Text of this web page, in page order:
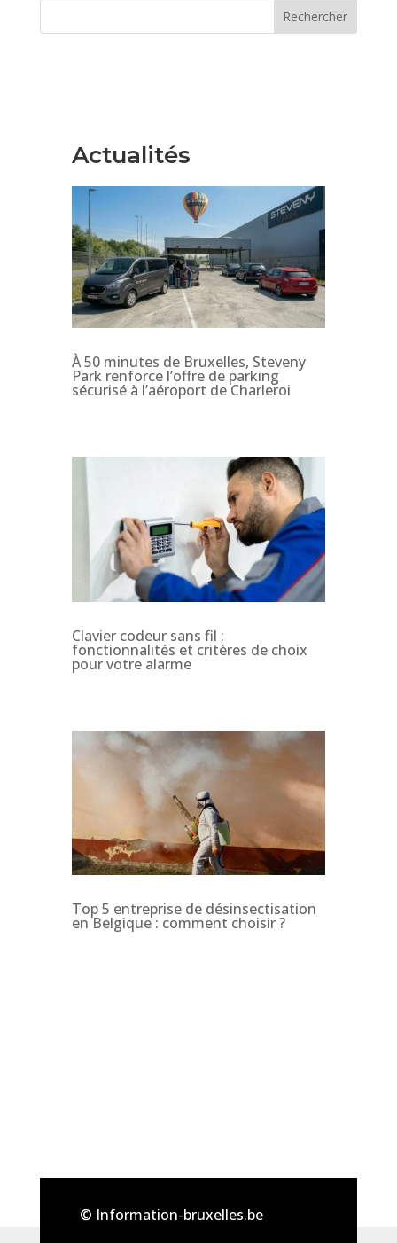
Rechercher
Actualités
À 50 minutes de Bruxelles, Steveny
Park renforce l’offre de parking
sécurisé à l’aéroport de Charleroi
Clavier codeur sans fil :
fonctionnalités et critères de choix
pour votre alarme
Top 5 entreprise de désinsectisation
en Belgique : comment choisir ?
© Information-bruxelles.be